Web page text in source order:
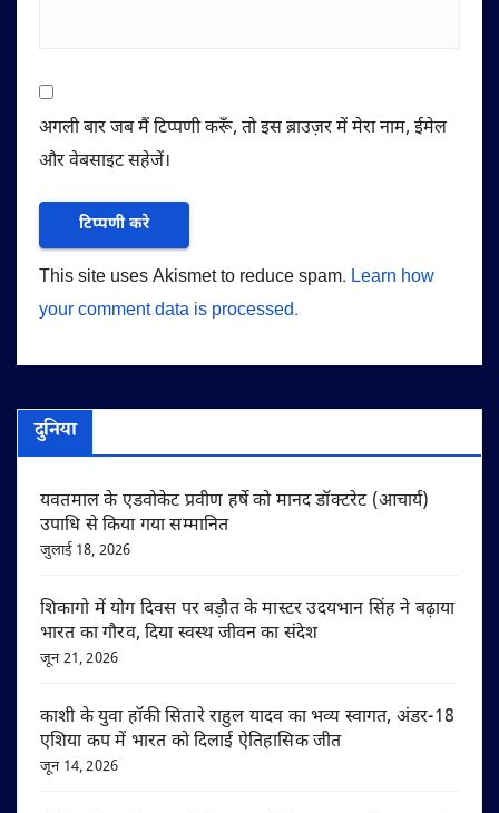
अगली बार जब मैं टिप्पणी करूँ, तो इस ब्राउज़र में मेरा नाम, ईमेल
और वेबसाइट सहेजें।
This site uses Akismet to reduce spam. Learn how
your comment data is processed.
दुनिया
यवतमाल के एडवोकेट प्रवीण हर्षे को मानद डॉक्टरेट (आचार्य)
उपाधि से किया गया सम्मानित
जुलाई 18, 2026
शिकागो में योग दिवस पर बड़ौत के मास्टर उदयभान सिंह ने बढ़ाया
भारत का गौरव, दिया स्वस्थ जीवन का संदेश
जून 21, 2026
काशी के युवा हॉकी सितारे राहुल यादव का भव्य स्वागत, अंडर-18
एशिया कप में भारत को दिलाई ऐतिहासिक जीत
जून 14, 2026